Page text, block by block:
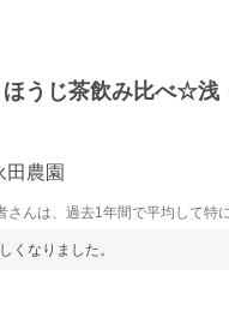
ほうじ茶飲み比べ☆浅
田農園
さんは、過去1年間で平均して特
くなりました。